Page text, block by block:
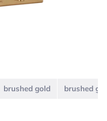
brushed gold brushed